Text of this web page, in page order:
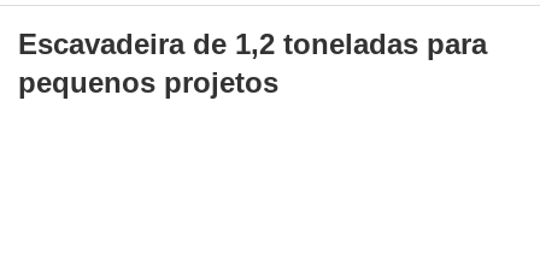
toneladas Escavadeira de 1,2 toneladas para pequenos projetos
Escavadeira de 1,2 toneladas para
pequenos projetos